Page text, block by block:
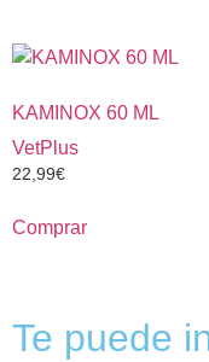
KAMINOX 60 ML
VetPlus
22,99€
Comprar
Te puede